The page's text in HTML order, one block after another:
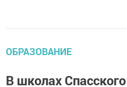
ОБРАЗОВАНИЕ
В школах